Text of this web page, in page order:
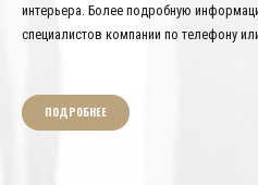
интерьера. Более подробную
специалистов компании по телефону
ПОДРОБНЕЕ